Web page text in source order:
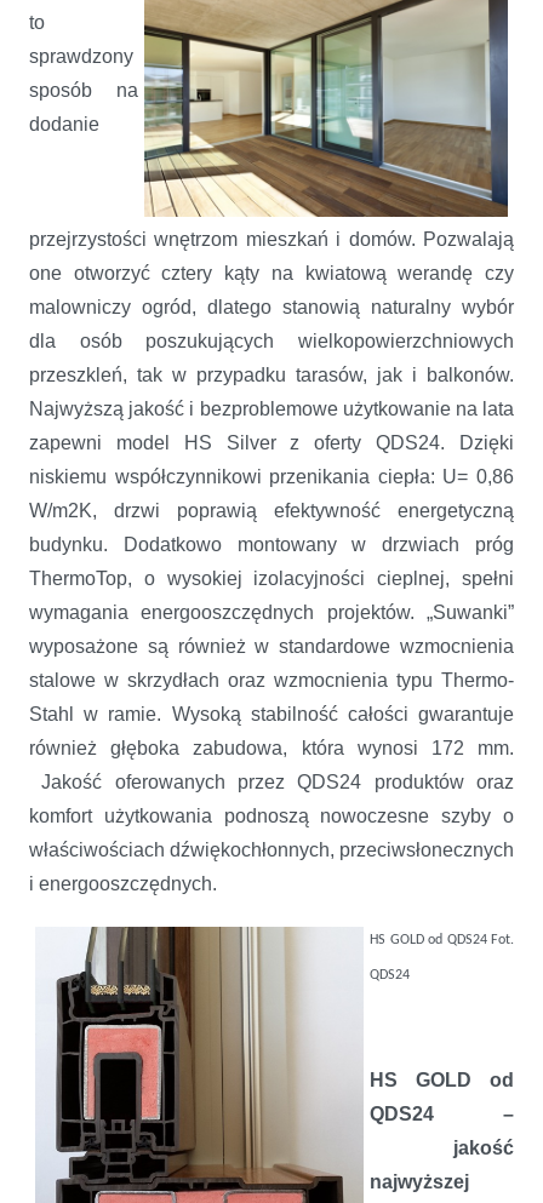
to
sprawdzony
sposób na
dodanie
przejrzystości wnętrzom mieszkań i domów. Pozwalają
one otworzyć cztery kąty na kwiatową werandę czy
malowniczy ogród, dlatego stanowią naturalny wybór
dla osób poszukujących wielkopowierzchniowych
przeszkleń, tak w przypadku tarasów, jak i balkonów.
Najwyższą jakość i bezproblemowe użytkowanie na lata
zapewni model HS Silver z oferty QDS24. Dzięki
niskiemu współczynnikowi przenikania ciepła: U= 0,86
W/m2K, drzwi poprawią efektywność energetyczną
budynku. Dodatkowo montowany w drzwiach próg
ThermoTop, o wysokiej izolacyjności cieplnej, spełni
wymagania energooszczędnych projektów. „Suwanki”
wyposażone są również w standardowe wzmocnienia
stalowe w skrzydłach oraz wzmocnienia typu Thermo-
Stahl w ramie. Wysoką stabilność całości gwarantuje
również głęboka zabudowa, która wynosi 172 mm.
Jakość oferowanych przez QDS24 produktów oraz
komfort użytkowania podnoszą nowoczesne szyby o
właściwościach dźwiękochłonnych, przeciwsłonecznych
i energooszczędnych.
HS GOLD od QDS24 Fot.
QDS24
HS GOLD od
QDS24 –
jakość
najwyższej